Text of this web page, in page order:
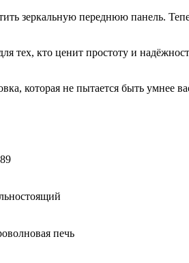
зеркальную переднюю панель.
тех, кто ценит простоту и
которая не пытается быть умнее
печь